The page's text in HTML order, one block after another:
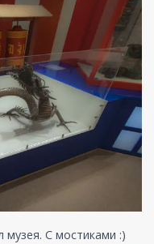
музея. С мостиками :)